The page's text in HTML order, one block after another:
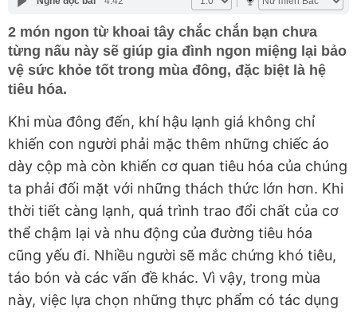
2 món ngon từ khoai tây chắc chắn bạn chưa
từng nấu này sẽ giúp gia đình ngon miệng lại bảo
vệ sức khỏe tốt trong mùa đông, đặc biệt là hệ
tiêu hóa.
Khi mùa đông đến, khí hậu lạnh giá không chỉ
khiến con người phải mặc thêm những chiếc áo
dày cộp mà còn khiến cơ quan tiêu hóa của chúng
ta phải đối mặt với những thách thức lớn hơn. Khi
thời tiết càng lạnh, quá trình trao đổi chất của cơ
thể chậm lại và nhu động của đường tiêu hóa
cũng yếu đi. Nhiều người sẽ mắc chứng khó tiêu,
táo bón và các vấn đề khác. Vì vậy, trong mùa
này, việc lựa chọn những thực phẩm có tác dụng